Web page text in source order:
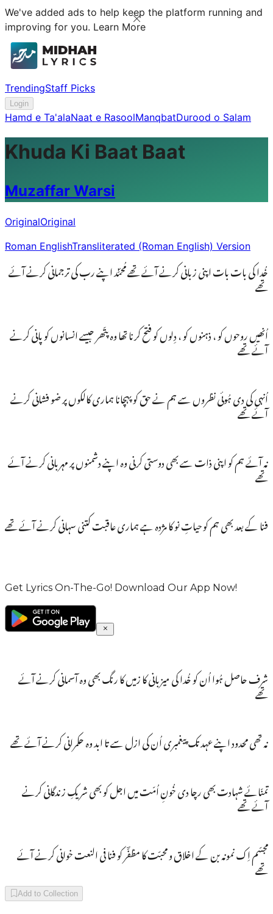
We've added ads to help keep the platform running and
improving for you. Learn More
TrendingStaff Picks
Login
Hamd e Ta'alaNaat e RasoolManqbatDurood o Salam
Khuda Ki Baat Baat
Muzaffar Warsi
OriginalOriginal
Roman EnglishTransliterated (Roman English) Version
خُدا کی بات بات اپنی زبانی کرنے آئے تھے مُحمّؐد اپنے رب کی ترجمانی کرنے آئے
تھے
اُنھیں روحوں کو ، ذہنوں کو ، دِلوں کو فتح کرنا تھا وہ پتّھر جیسے انسانوں کو پانی کرنے
آئے تھے
اُنہی کی دی ہُوئی نظروں سے ہم نے حق کو پہچانا ہماری کالکوں پر ضو فشانی کرنے
آئے تھے
نہ آئے ہم کو اپنی ذات سے بھی دوستی کرنی وہ اپنے دشمنوں پر مہربانی کرنے آئے
تھے
فنا کے بعد بھی ہم کو حیاتِ نو کا مژدہ ہے ہماری عاقبت کتنی سہانی کرنے آئے تھے
Get Lyrics On-The-Go! Download Our App Now!
شرف حاصل ہُوا اُن کو خُدا کی میزبانی کا زمیں کا رنگ بھی وہ آسمانی کرنے آئے
تھے
نہ تھی محدود اپنے عہد تک پیغمبری اُن کی ازل سے تا ابد وہ حکمرانی کرنے آئے تھے
تمنّائے شہادت بھی رچا دی خُونِ اُمّت میں اجل کو بھی شریکِ زندگانی کرنے
آئے تھے
مجسّم اِک نمونہ بن کے اخلاق و محبّت کا مظفّؔر کو فنا فی النعت خوانی کرنے آئے
تھے
Add to Collection